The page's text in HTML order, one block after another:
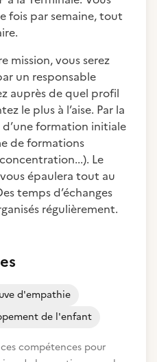
fois par semaine, tout
mission, vous serez
un responsable
auprès de quel profil
le plus à l’aise. Par la
formation initiale
de formations
Le
épaulera tout au
temps d’échanges
régulièrement.
d'empathie
de l'enfant
compétences pour